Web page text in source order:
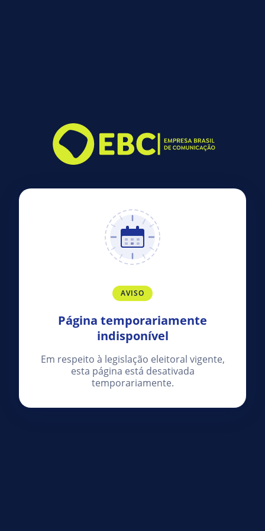
AVISO
Página temporariamente
indisponível
Em respeito à legislação eleitoral vigente,
esta página está desativada
temporariamente.